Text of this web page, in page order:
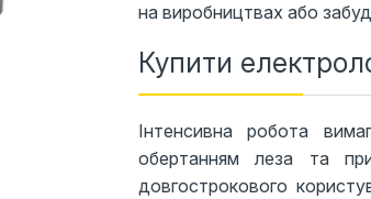
на виробництвах або
Купити
Інтенсивна робота
обертанням леза та
довгострокового